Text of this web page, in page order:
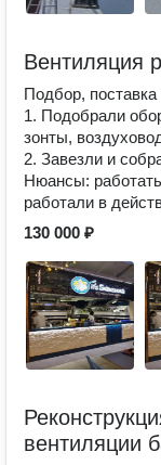
Вентиляция
Подбор,
1. Подобрали
зонты,
2. Завезли и
Нюансы:
работали в
130 000 ₽
вентиляции